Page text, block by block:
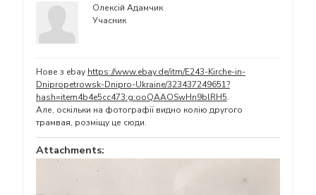
Олексій Адамчик
Учасник
Нове з ebay https://www.ebay.de/itm/E243-Kirche-in-
Dnipropetrowsk-Dnipro-Ukraine/323437249651?
hash=item4b4e5cc473:g:ooQAAOSwHn9blRH5.
Але, оскільки на фотографії видно колію другого
трамвая, розміщу це сюди.
Attachments: